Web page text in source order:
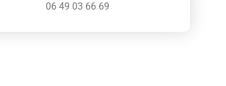
06 49 03 66 69